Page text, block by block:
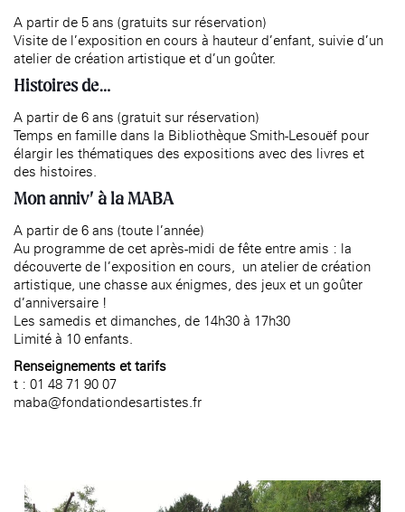
A partir de 5 ans (gratuits sur réservation)
Visite de l’exposition en cours à hauteur d’enfant, suivie d’un
atelier de création artistique et d’un goûter.
Histoires de…
A partir de 6 ans (gratuit sur réservation)
Temps en famille dans la Bibliothèque Smith-Lesouëf pour
élargir les thématiques des expositions avec des livres et
des histoires.
Mon anniv’ à la MABA
A partir de 6 ans (toute l’année)
Au programme de cet après-midi de fête entre amis : la
découverte de l’exposition en cours, un atelier de création
artistique, une chasse aux énigmes, des jeux et un goûter
d’anniversaire !
Les samedis et dimanches, de 14h30 à 17h30
Limité à 10 enfants.
Renseignements et tarifs
t : 01 48 71 90 07
maba@fondationdesartistes.fr
Patrimoine
d’art, laMABA
Promouvoir la scène
française à l’international
Produire, dans la résidence
Accompagner le grand
âge, à laMaison nationale
des artistes(EHPAD)
Accueil de la
Fondation des Artistes